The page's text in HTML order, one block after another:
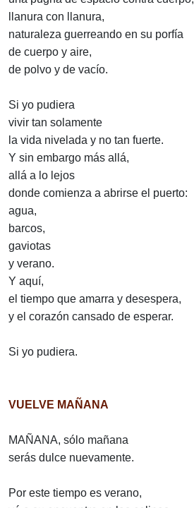
llanura con llanura,
naturaleza guerreando en su porfía
de cuerpo y aire,
de polvo y de vacío.
Si yo pudiera
vivir tan solamente
la vida nivelada y no tan fuerte.
Y sin embargo más allá,
allá a lo lejos
donde comienza a abrirse el puerto:
agua,
barcos,
gaviotas
y verano.
Y aquí,
el tiempo que amarra y desespera,
y el corazón cansado de esperar.
Si yo pudiera.
VUELVE MAÑANA
MAÑANA, sólo mañana
serás dulce nuevamente.
Por este tiempo es verano,